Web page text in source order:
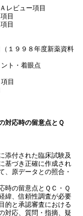
レビュー項目
目
目
９９８年度新薬資料
ト・着眼点
目
対応時の留意点とＱ
添付された臨床試験及
基づき正確に作成され
、原データとの照合・
時の留意点とＱＣ・Ｑ
緯、信頼性調査が必要
的と承認審査における
対応、質問・指摘、疑